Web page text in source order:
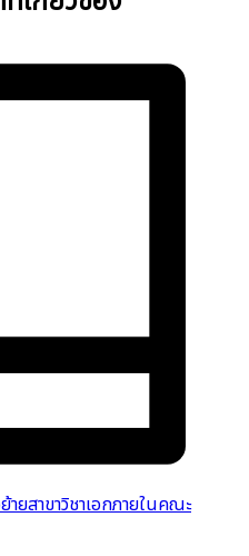
ยสาขาวิชาเอกภายในคณะ